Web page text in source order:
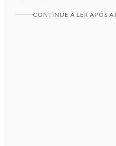
CONTINUE A LER APÓS